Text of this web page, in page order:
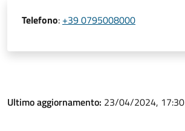
Telefono: +39 0795008000
Ultimo aggiornamento: 23/04/2024, 17:30